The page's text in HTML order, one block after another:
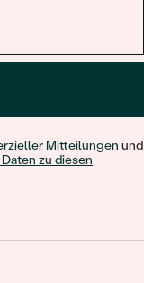
Mitteilungen und
zu diesen